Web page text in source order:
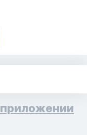
приложении